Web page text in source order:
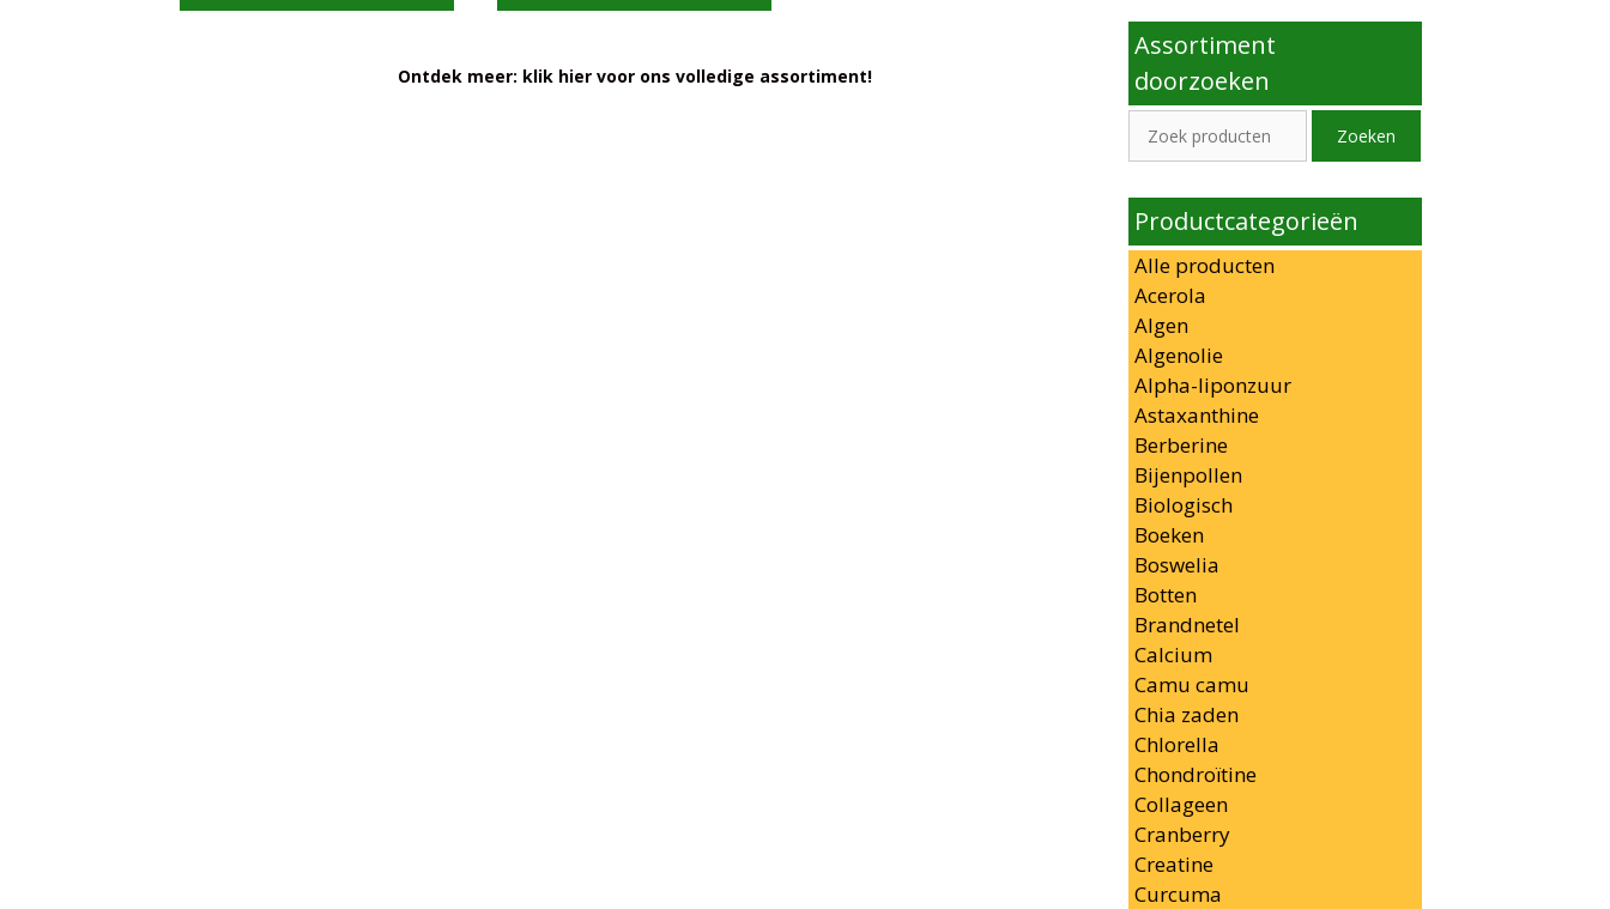
Ontdek meer: klik hier voor ons volledige assortiment!
Assortiment
doorzoeken
Zoeken
naar:
Zoeken
Productcategorieën
Alle producten
Acerola
Algen
Algenolie
Alpha-liponzuur
Astaxanthine
Berberine
Bijenpollen
Biologisch
Boeken
Boswelia
Botten
Brandnetel
Calcium
Camu camu
Chia zaden
Chlorella
Chondroïtine
Collageen
Cranberry
Creatine
Curcuma